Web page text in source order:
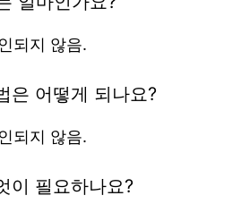
되지 않음.
은 어떻게 되나요?
되지 않음.
이 필요하나요?